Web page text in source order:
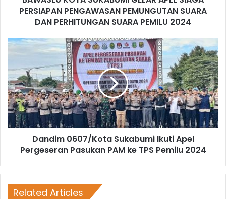
PERSIAPAN PENGAWASAN PEMUNGUTAN SUARA
DAN PERHITUNGAN SUARA PEMILU 2024
Dandim 0607/Kota Sukabumi Ikuti Apel
Pergeseran Pasukan PAM ke TPS Pemilu 2024
Related Articles